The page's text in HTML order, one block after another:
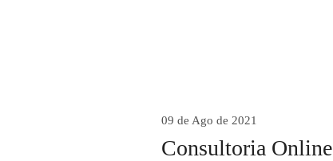
09 de Ago de 2021
Consultoria Online